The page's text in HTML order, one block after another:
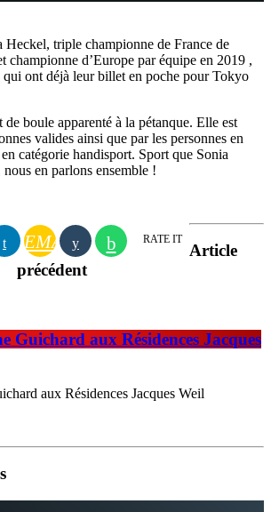
Heckel, triple championne de France de
championne d’Europe par équipe en 2019 ,
qui ont déjà leur billet en poche pour Tokyo
boule apparenté à la pétanque. Elle est
valides ainsi que par les personnes en
catégorie handisport. Sport que Sonia
en parlons ensemble !
EMAIL RATE IT
Article
précédent
Guichard aux Résidences Jacques
aux Résidences Jacques Weil